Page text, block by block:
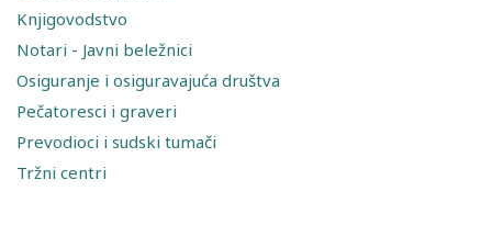
Knjigovodstvo
Notari - Javni beležnici
Osiguranje i osiguravajuća društva
Pečatoresci i graveri
Prevodioci i sudski tumači
Tržni centri